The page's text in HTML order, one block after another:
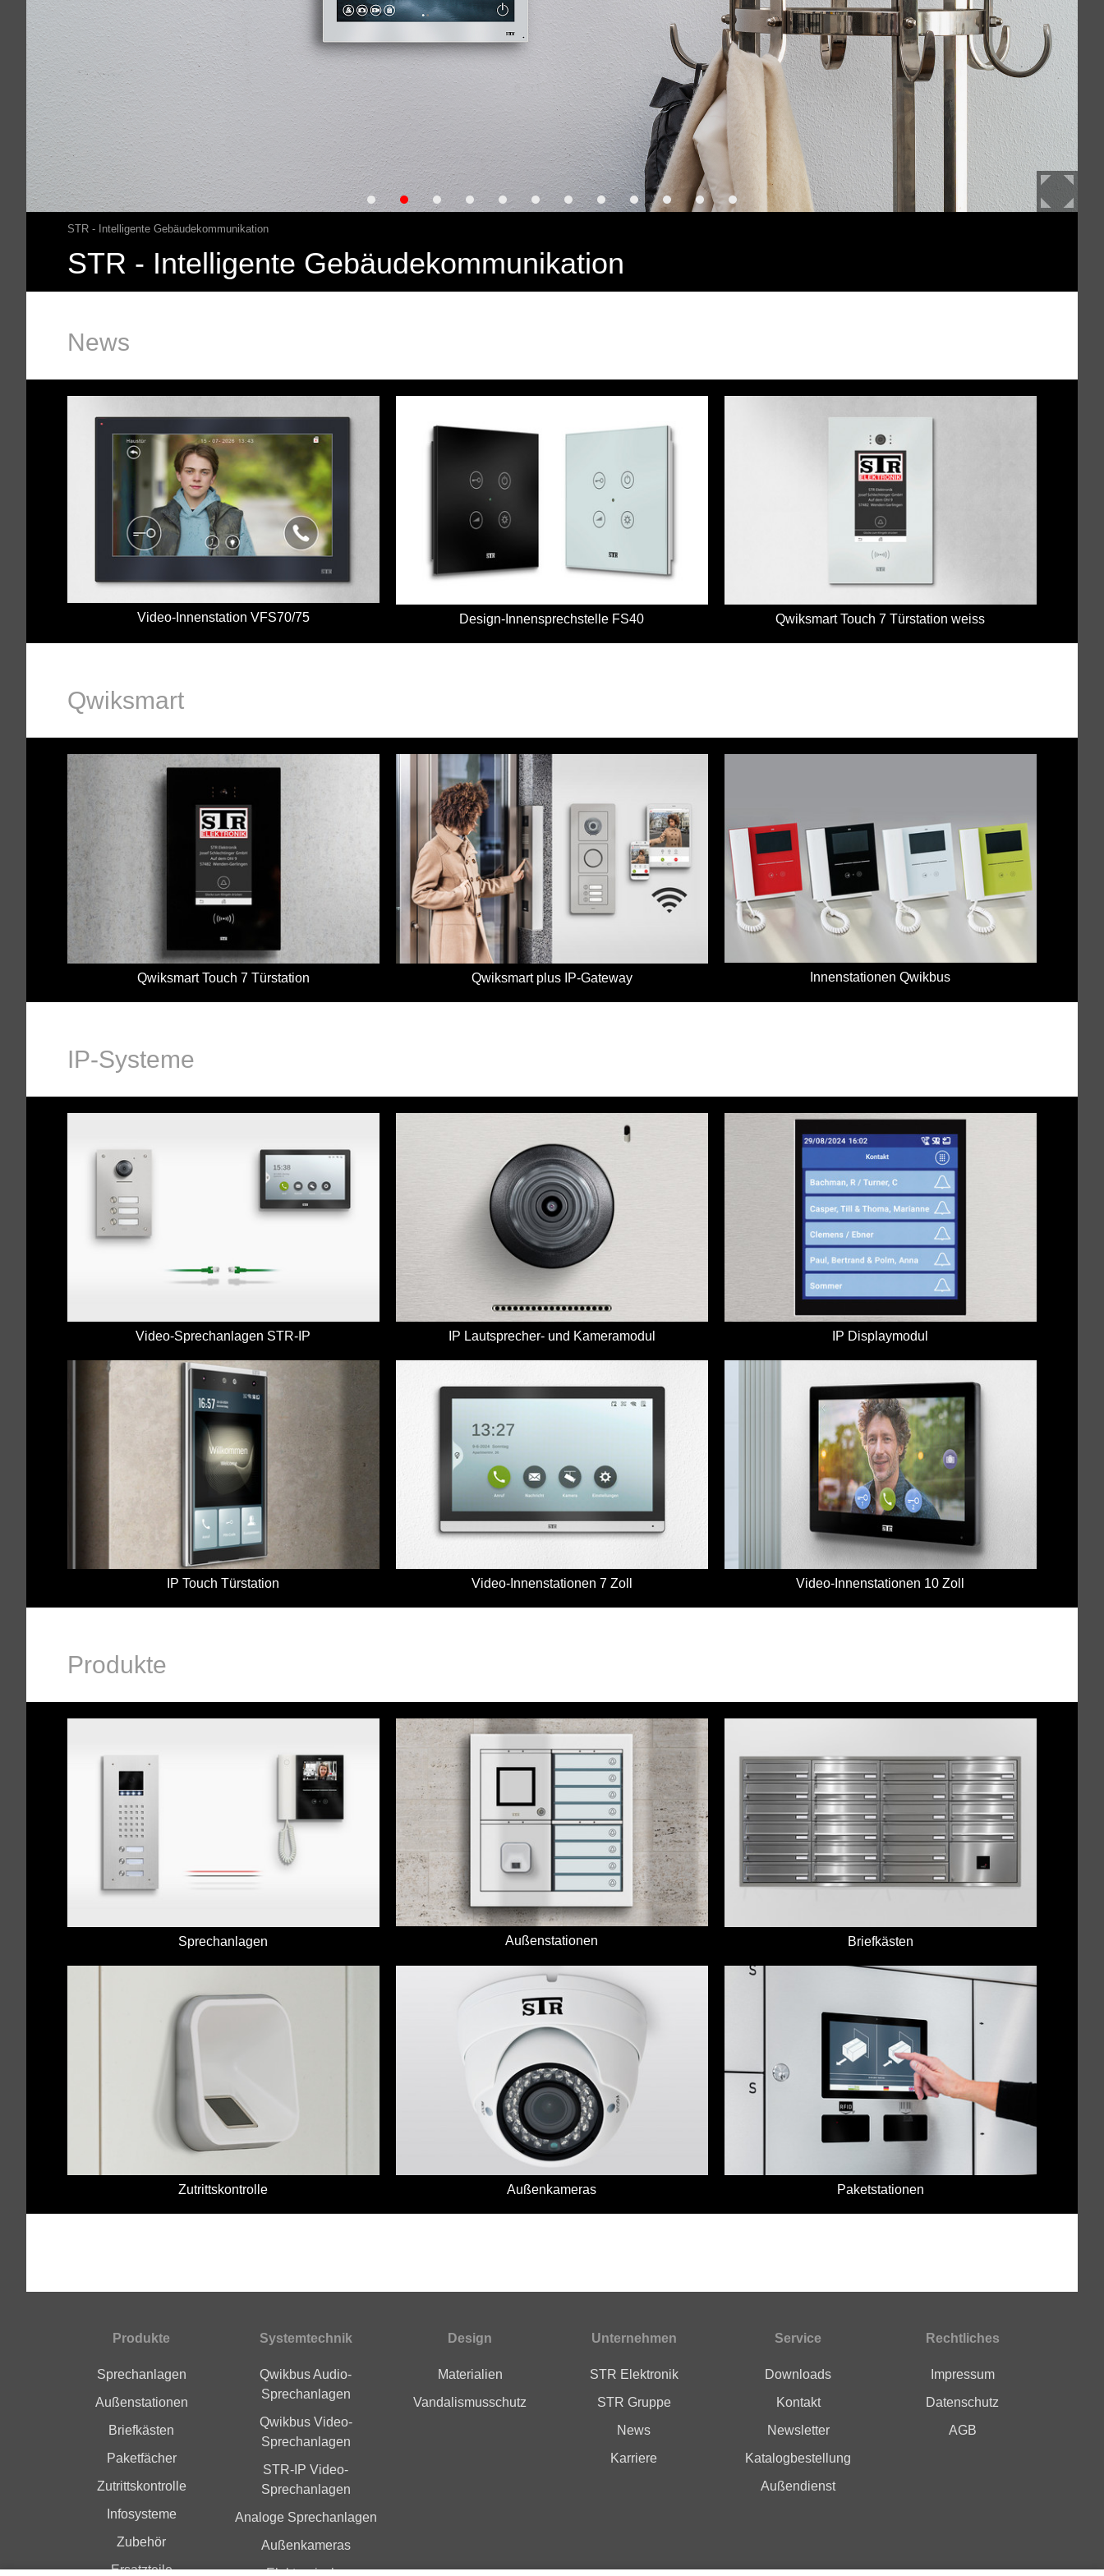
STR - Intelligente Gebäudekommunikation
STR - Intelligente Gebäudekommunikation
Hauptinhalt
News
Video-Innenstation VFS70/75 Design-Innensprechstelle FS40 Qwiksmart Touch 7 Türstation weiss
Qwiksmart
Qwiksmart Touch 7 Türstation Qwiksmart plus IP-Gateway Innenstationen Qwikbus
IP-Systeme
Video-Sprechanlagen STR-IP IP Lautsprecher- und Kameramodul IP Displaymodul
IP Touch Türstation Video-Innenstationen 7 Zoll Video-Innenstationen 10 Zoll
Produkte
Sprechanlagen Außenstationen Briefkästen
Zutrittskontrolle Außenkameras Paketstationen
Produkte
Sprechanlagen
Außenstationen
Briefkästen
Paketfächer
Zutrittskontrolle
Infosysteme
Zubehör
Ersatzteile
Systemtechnik
Qwikbus Audio-
Sprechanlagen
Qwikbus Video-
Sprechanlagen
STR-IP Video-
Sprechanlagen
Analoge Sprechanlagen
Außenkameras
Elektronische
Design
Materialien
Vandalismusschutz
Unternehmen
STR Elektronik
STR Gruppe
News
Karriere
Service
Downloads
Kontakt
Newsletter
Katalogbestellung
Außendienst
Rechtliches
Impressum
Datenschutz
AGB